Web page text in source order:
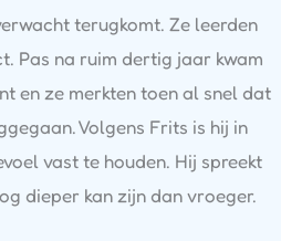
terugkomt. Ze leerden
Pas na ruim dertig jaar kwam
en ze merkten toen al snel dat
Volgens Frits is hij in
vast te houden. Hij spreekt
dieper kan zijn dan vroeger.